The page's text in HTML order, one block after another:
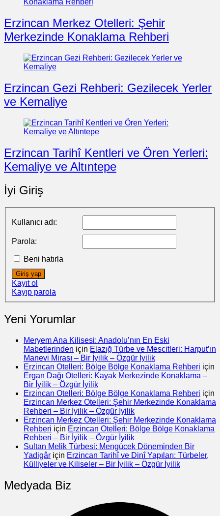
Erzincan Merkez Otelleri: Şehir
Merkezinde Konaklama Rehberi
Erzincan Gezi Rehberi: Gezilecek Yerler
ve Kemaliye
Erzincan Tarihî Kentleri ve Ören Yerleri:
Kemaliye ve Altıntepe
İyi Giriş
Kullanıcı adı:
Parola:
Beni hatırla
Giriş yap
Kayıt ol
Kayıp parola
Yeni Yorumlar
Meryem Ana Kilisesi: Anadolu’nın En Eski
Mabetlerinden için Elazığ Türbe ve Mescitleri: Harput’ın
Manevi Mirası – Bir İyilik – Özgür İyilik
Erzincan Otelleri: Bölge Bölge Konaklama Rehberi için
Ergan Dağı Otelleri: Kayak Merkezinde Konaklama –
Bir İyilik – Özgür İyilik
Erzincan Otelleri: Bölge Bölge Konaklama Rehberi için
Erzincan Merkez Otelleri: Şehir Merkezinde Konaklama
Rehberi – Bir İyilik – Özgür İyilik
Erzincan Merkez Otelleri: Şehir Merkezinde Konaklama
Rehberi için Erzincan Otelleri: Bölge Bölge Konaklama
Rehberi – Bir İyilik – Özgür İyilik
Sultan Melik Türbesi: Mengücek Döneminden Bir
Yadigâr için Erzincan Tarihî ve Dinî Yapıları: Türbeler,
Külliyeler ve Kiliseler – Bir İyilik – Özgür İyilik
Medyada Biz